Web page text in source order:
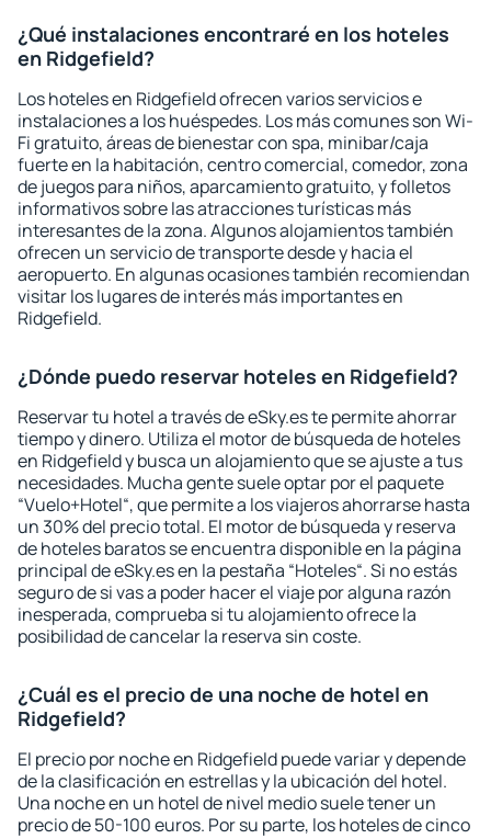
¿Qué instalaciones encontraré en los hoteles
en Ridgefield?
Los hoteles en Ridgefield ofrecen varios servicios e
instalaciones a los huéspedes. Los más comunes son Wi-
Fi gratuito, áreas de bienestar con spa, minibar/caja
fuerte en la habitación, centro comercial, comedor, zona
de juegos para niños, aparcamiento gratuito, y folletos
informativos sobre las atracciones turísticas más
interesantes de la zona. Algunos alojamientos también
ofrecen un servicio de transporte desde y hacia el
aeropuerto. En algunas ocasiones también recomiendan
visitar los lugares de interés más importantes en
Ridgefield.
¿Dónde puedo reservar hoteles en Ridgefield?
Reservar tu hotel a través de eSky.es te permite ahorrar
tiempo y dinero. Utiliza el motor de búsqueda de hoteles
en Ridgefield y busca un alojamiento que se ajuste a tus
necesidades. Mucha gente suele optar por el paquete
“Vuelo+Hotel“, que permite a los viajeros ahorrarse hasta
un 30% del precio total. El motor de búsqueda y reserva
de hoteles baratos se encuentra disponible en la página
principal de eSky.es en la pestaña “Hoteles“. Si no estás
seguro de si vas a poder hacer el viaje por alguna razón
inesperada, comprueba si tu alojamiento ofrece la
posibilidad de cancelar la reserva sin coste.
¿Cuál es el precio de una noche de hotel en
Ridgefield?
El precio por noche en Ridgefield puede variar y depende
de la clasificación en estrellas y la ubicación del hotel.
Una noche en un hotel de nivel medio suele tener un
precio de 50-100 euros. Por su parte, los hoteles de cinco